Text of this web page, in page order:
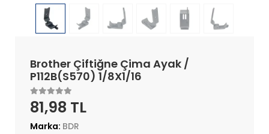
Brother Çiftiğne Çima Ayak /
P112B(S570) 1/8X1/16
81,98 TL
Marka: BDR